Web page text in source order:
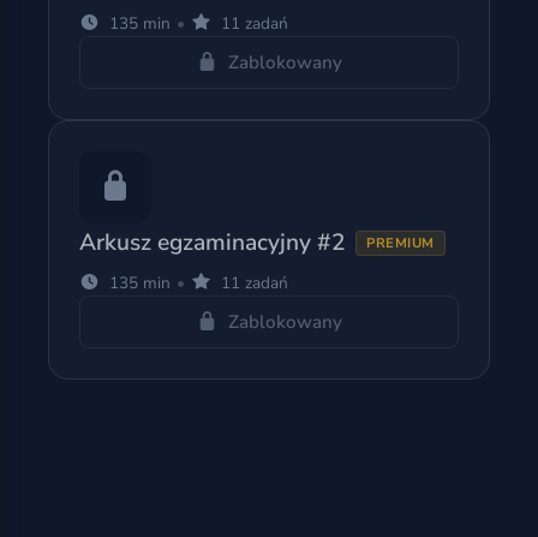
135 min • 11 zadań
Zablokowany
Arkusz egzaminacyjny #2 PREMIUM
135 min • 11 zadań
Zablokowany